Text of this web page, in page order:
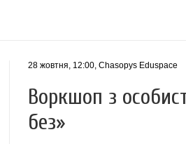
28 жовтня, 12:00, Chasopys Eduspace
Воркшоп з
без»